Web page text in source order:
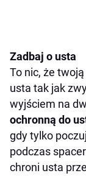
Zadbaj o usta
To nic, że
usta tak jak
wyjściem na
ochronną do
gdy tylko
podczas
chroni usta